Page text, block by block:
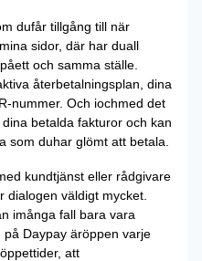
dufår tillgång till när
sidor, där har duall
och samma ställe.
återbetalningsplan, dina
nummer. Och iochmed det
betalda fakturor och kan
som duhar glömt att betala.
kundtjänst eller rådgivare
dialogen väldigt mycket.
imånga fall bara vara
Daypay äröppen varje
att